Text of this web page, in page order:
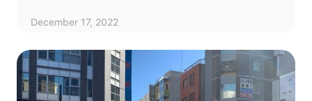
December 17, 2022